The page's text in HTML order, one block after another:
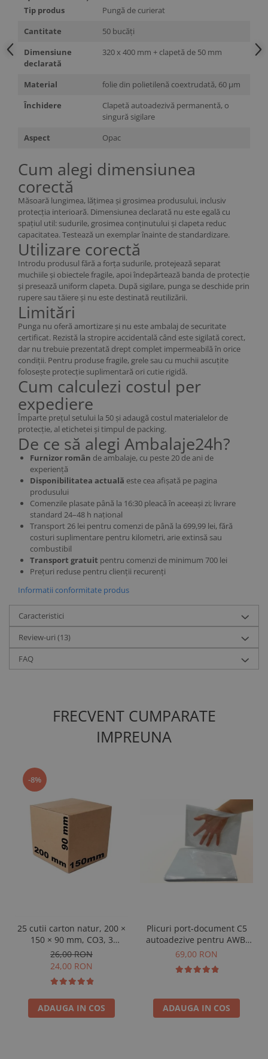
Tip produs
Pungă de curierat
Cantitate
50 bucăți
Dimensiune
declarată
320 x 400 mm + clapetă de 50 mm
Material
folie din polietilenă coextrudată, 60 µm
Închidere
Clapetă autoadezivă permanentă, o
singură sigilare
Aspect
Opac
Cum alegi dimensiunea
corectă
Măsoară lungimea, lățimea și grosimea produsului, inclusiv
protecția interioară. Dimensiunea declarată nu este egală cu
spațiul util: sudurile, grosimea conținutului și clapeta reduc
capacitatea. Testează un exemplar înainte de standardizare.
Utilizare corectă
Introdu produsul fără a forța sudurile, protejează separat
muchiile și obiectele fragile, apoi îndepărtează banda de protecție
și presează uniform clapeta. După sigilare, punga se deschide prin
rupere sau tăiere și nu este destinată reutilizării.
Limitări
Punga nu oferă amortizare și nu este ambalaj de securitate
certificat. Rezistă la stropire accidentală când este sigilată corect,
dar nu trebuie prezentată drept complet impermeabilă în orice
condiții. Pentru produse fragile, grele sau cu muchii ascuțite
folosește protecție suplimentară ori cutie rigidă.
Cum calculezi costul per
expediere
Împarte prețul setului la 50 și adaugă costul materialelor de
protecție, al etichetei și timpul de packing.
De ce să alegi Ambalaje24h?
Furnizor român de ambalaje, cu peste 20 de ani de
experiență
Disponibilitatea actuală este cea afișată pe pagina
produsului
Comenzile plasate până la 16:30 pleacă în aceeași zi; livrare
standard 24–48 h național
Transport 26 lei pentru comenzi de până la 699,99 lei, fără
costuri suplimentare pentru kilometri, arie extinsă sau
combustibil
Transport gratuit pentru comenzi de minimum 700 lei
Prețuri reduse pentru clienții recurenți
Informatii conformitate produs
Caracteristici
Review-uri (13)
FAQ
FRECVENT CUMPARATE
IMPREUNA
-8%
25 cutii carton natur, 200 ×
150 × 90 mm, CO3, 3
straturi
26,00 RON
24,00 RON
ADAUGA IN COS
Plicuri port-document C5
autoadezive pentru AWB,
transparente, 240 x 165
69,00 RON
ADAUGA IN COS